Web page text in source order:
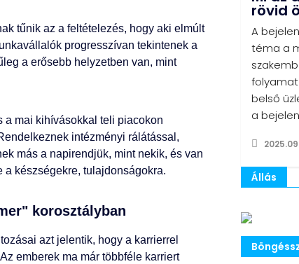
tűnik az a feltételezés, hogy aki elmúlt
progresszívan tekintenek a
a erősebb helyzetben van, mint
a mai kihívásokkal teli piacokon
intézményi rálátással,
más a napirendjük, mint nekik, és van
készségekre, tulajdonságokra.
korosztályban
azt jelentik, hogy a karrierrel
emberek ma már többféle karriert
rövid
A
téma a
belső
a
Állás